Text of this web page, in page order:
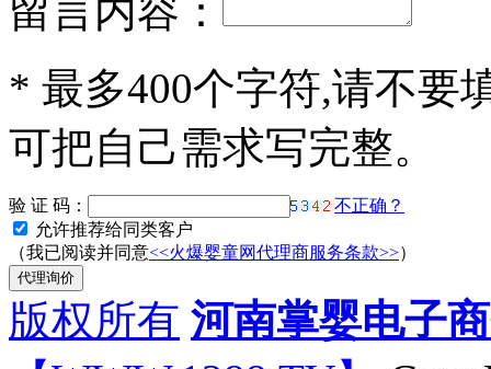
留言内容：
* 最多400个字符,请不要
可把自己需求写完整。
验 证 码：
不正确？
允许推荐给同类客户
（我已阅读并同意<<火爆婴童网代理商服务条款>>）
版权所有 河南掌婴电子